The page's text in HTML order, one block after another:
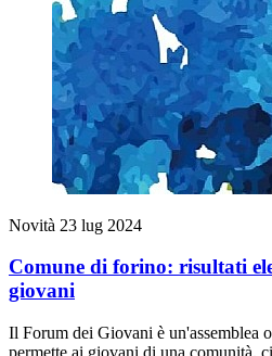
Novità 23 lug 2024
Comune di forino: risultati
giovani
Il Forum dei Giovani è un'assemblea